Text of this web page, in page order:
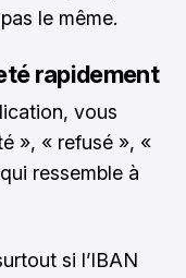
le même.
rapidement
vous
», « refusé », «
ressemble à
si l’IBAN